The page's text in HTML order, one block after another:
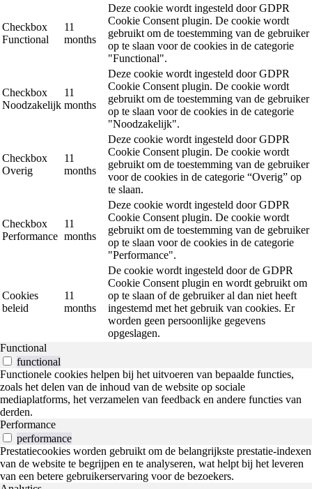
Checkbox
Functional
11
months
Deze cookie wordt ingesteld door GDPR
Cookie Consent plugin. De cookie wordt
gebruikt om de toestemming van de gebruiker
op te slaan voor de cookies in de categorie
"Functional".
Checkbox
Noodzakelijk
11
months
Deze cookie wordt ingesteld door GDPR
Cookie Consent plugin. De cookie wordt
gebruikt om de toestemming van de gebruiker
op te slaan voor de cookies in de categorie
"Noodzakelijk".
Checkbox
Overig
11
months
Deze cookie wordt ingesteld door GDPR
Cookie Consent plugin. De cookie wordt
gebruikt om de toestemming van de gebruiker
voor de cookies in de categorie “Overig” op
te slaan.
Checkbox
Performance
11
months
Deze cookie wordt ingesteld door GDPR
Cookie Consent plugin. De cookie wordt
gebruikt om de toestemming van de gebruiker
op te slaan voor de cookies in de categorie
"Performance".
Cookies
beleid
11
months
De cookie wordt ingesteld door de GDPR
Cookie Consent plugin en wordt gebruikt om
op te slaan of de gebruiker al dan niet heeft
ingestemd met het gebruik van cookies. Er
worden geen persoonlijke gegevens
opgeslagen.
Functional
functional
Functionele cookies helpen bij het uitvoeren van bepaalde functies,
zoals het delen van de inhoud van de website op sociale
mediaplatforms, het verzamelen van feedback en andere functies van
derden.
Performance
performance
Prestatiecookies worden gebruikt om de belangrijkste prestatie-indexen
van de website te begrijpen en te analyseren, wat helpt bij het leveren
van een betere gebruikerservaring voor de bezoekers.